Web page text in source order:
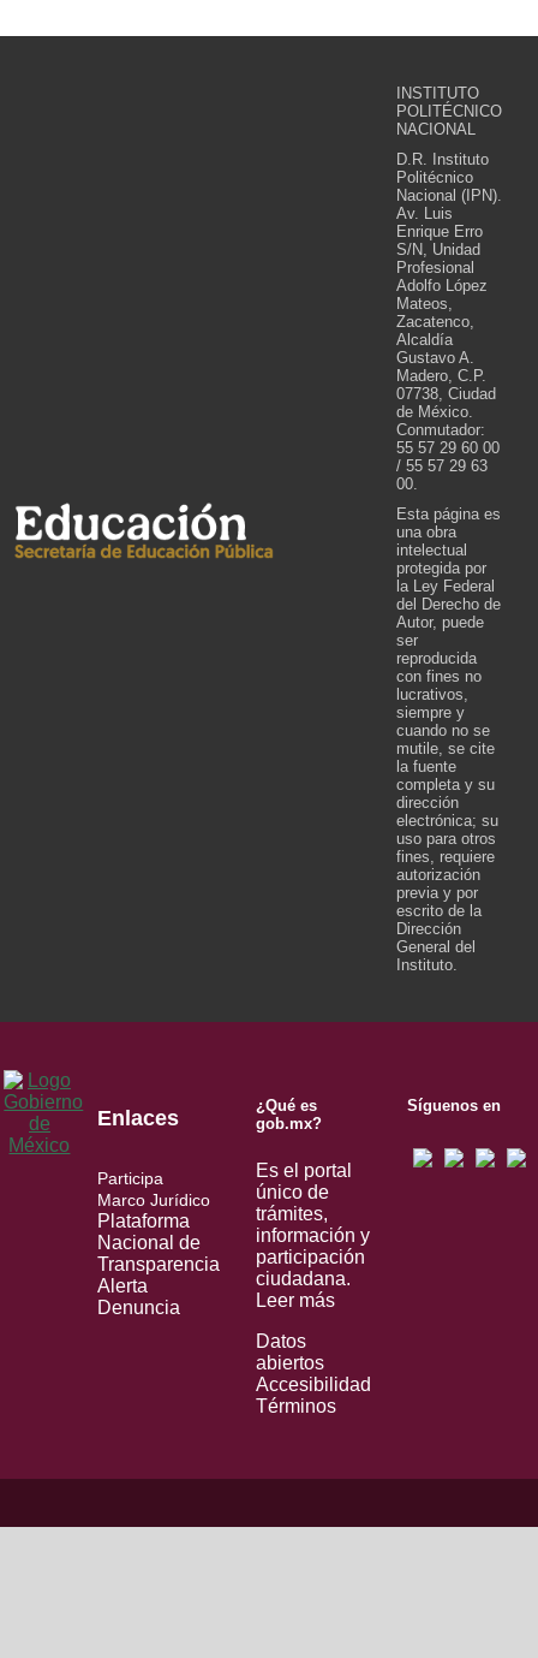
INSTITUTO
POLITÉCNICO
NACIONAL
D.R. Instituto
Politécnico
Nacional (IPN).
Av. Luis
Enrique Erro
S/N, Unidad
Profesional
Adolfo López
Mateos,
Zacatenco,
Alcaldía
Gustavo A.
Madero, C.P.
07738, Ciudad
de México.
Conmutador:
55 57 29 60 00
/ 55 57 29 63
00.
Esta página es
una obra
intelectual
protegida por
la Ley Federal
del Derecho de
Autor, puede
ser
reproducida
con fines no
lucrativos,
siempre y
cuando no se
mutile, se cite
la fuente
completa y su
dirección
electrónica; su
uso para otros
fines, requiere
autorización
previa y por
escrito de la
Dirección
General del
Instituto.
Enlaces
Participa
Marco Jurídico
Plataforma
Nacional de
Transparencia
Alerta
Denuncia
¿Qué es
gob.mx?
Es el portal
único de
trámites,
información y
participación
ciudadana.
Leer más
Datos
abiertos
Accesibilidad
Términos
Síguenos en